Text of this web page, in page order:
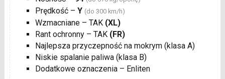
Prędkość – Y (do 300 km/h)
Wzmacniane – TAK (XL)
Rant ochronny – TAK (FR)
Najlepsza przyczepność na mokrym (klasa A)
Niskie spalanie paliwa (klasa B)
Dodatkowe oznaczenia – Enliten